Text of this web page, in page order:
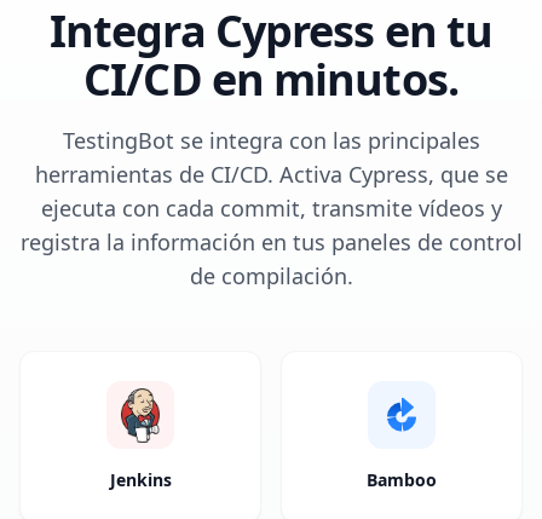
Integra Cypress en tu
CI/CD en minutos.
TestingBot se integra con las principales
herramientas de CI/CD. Activa Cypress, que se
ejecuta con cada commit, transmite vídeos y
registra la información en tus paneles de control
de compilación.
Jenkins Bamboo